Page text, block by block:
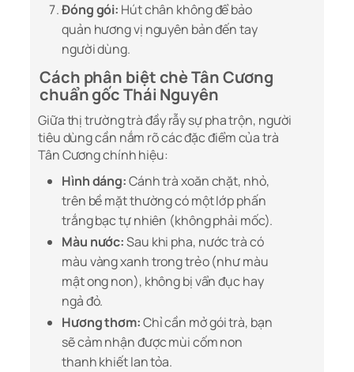
Đóng gói: Hút chân không để bảo
quản hương vị nguyên bản đến tay
người dùng.
Cách phân biệt chè Tân Cương
chuẩn gốc Thái Nguyên
Giữa thị trường trà đầy rẫy sự pha trộn, người
tiêu dùng cần nắm rõ các đặc điểm của trà
Tân Cương chính hiệu:
Hình dáng:Cánh trà xoăn chặt, nhỏ,
trên bề mặt thường có một lớp phấn
trắng bạc tự nhiên (không phải mốc).
Màu nước:Sau khi pha, nước trà có
màu vàng xanh trong trẻo (như màu
mật ong non), không bị vẩn đục hay
ngả đỏ.
Hương thơm:Chỉ cần mở gói trà, bạn
sẽ cảm nhận được mùi cốm non
thanh khiết lan tỏa.